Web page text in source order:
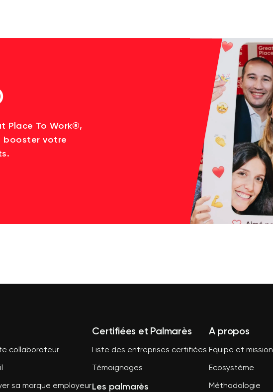
Place To Work®,
booster votre
collaborateur
sa marque employeur
Certifiées et Palmarès
Liste des entreprises certifiées
Témoignages
Les palmarès
A propos
Equipe et mission
Ecosystème
Méthodologie